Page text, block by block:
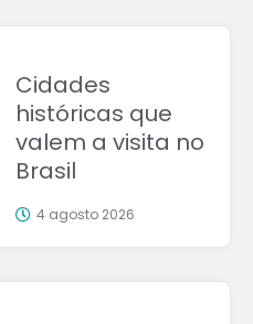
Cidades
históricas que
valem a visita no
Brasil
4 agosto 2026